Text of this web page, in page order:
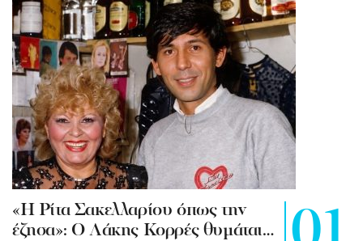
«Η Ρίτα Σακελλαρίου όπως την
έζησα»: Ο Λάκης Κορρές θυμάται…